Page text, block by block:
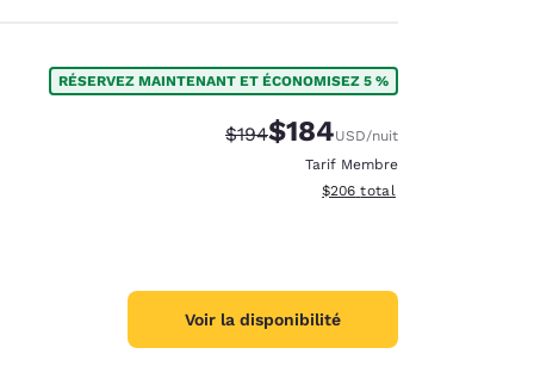
RÉSERVEZ MAINTENANT ET ÉCONOMISEZ 5 %
Tarif barré :
$194Tarif réduit :
$184USD/nuit
Tarif Membre
Afficher les détails du total
$206 total
Voir la disponibilité